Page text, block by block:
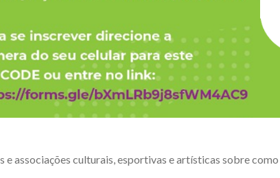
associações culturais, esportivas e artísticas sobre